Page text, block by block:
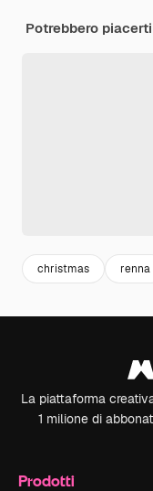
Potrebbero
christmas renna
La piattaforma
1 milione di
Prodotti